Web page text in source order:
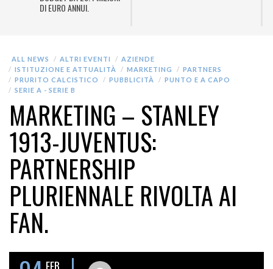
DI EURO ANNUI.
ALL NEWS ALTRI EVENTI
AZIENDE
ISTITUZIONE E ATTUALITÀ
MARKETING
PARTNERS
PRURITO CALCISTICO
PUBBLICITÀ
PUNTO E A CAPO
SERIE A - SERIE B
MARKETING – STANLEY
1913-JUVENTUS:
PARTNERSHIP
PLURIENNALE RIVOLTA AI
FAN.
FEB